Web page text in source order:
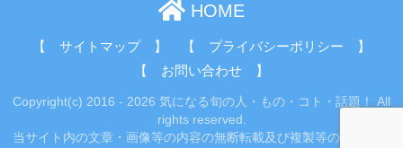
HOME
【 サイトマップ 】
【 プライバシーポリシー 】
【 お問い合わせ 】
Copyright(c) 2016 - 2026 気になる旬の人・もの・コト・話題！ All
rights reserved.
当サイト内の文章・画像等の内容の無断転載及び複製等の行為はご